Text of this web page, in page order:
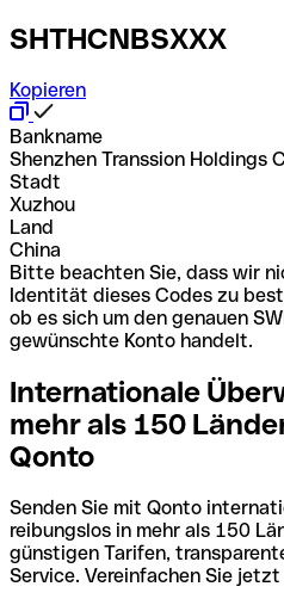
SHTHCNBSXXX
Kopieren
Bankname
Shenzhen Transsion Holdings
Stadt
Xuzhou
Land
China
Bitte beachten Sie, dass wir
Identität dieses Codes zu
ob es sich um den genauen
gewünschte Konto handelt.
Internationale
mehr als 150
Qonto
Senden Sie mit Qonto
reibungslos in mehr als 150
günstigen Tarifen,
Service. Vereinfachen Sie